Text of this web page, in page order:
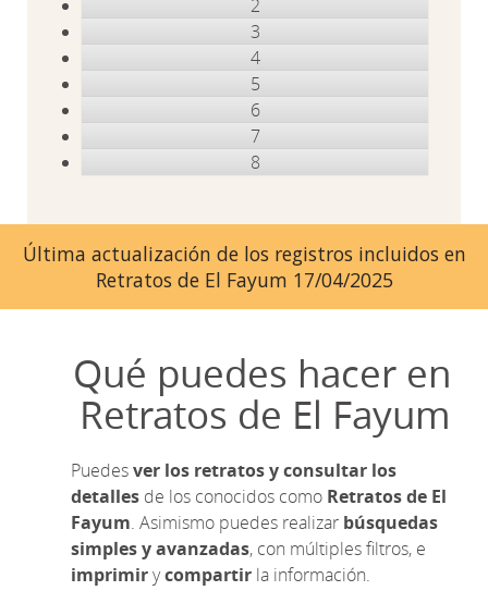
2
3
4
5
6
7
8
Última actualización de los registros incluidos en
Retratos de El Fayum 17/04/2025
Qué puedes hacer en
Retratos de El Fayum
Puedesver los retratos y consultar los
detalles de los conocidos como Retratos de El
Fayum. Asimismo puedes realizar búsquedas
simples y avanzadas, con múltiples filtros, e
imprimirycompartir la información.